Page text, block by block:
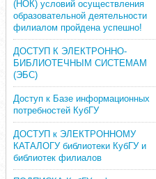
(НОК) условий осуществления
образовательной деятельности
филиалом пройдена успешно!
ДОСТУП К ЭЛЕКТРОННО-
БИБЛИОТЕЧНЫМ СИСТЕМАМ
(ЭБС)
Доступ к Базе информационных
потребностей КубГУ
ДОСТУП к ЭЛЕКТРОННОМУ
КАТАЛОГУ библиотеки КубГУ и
библиотек филиалов